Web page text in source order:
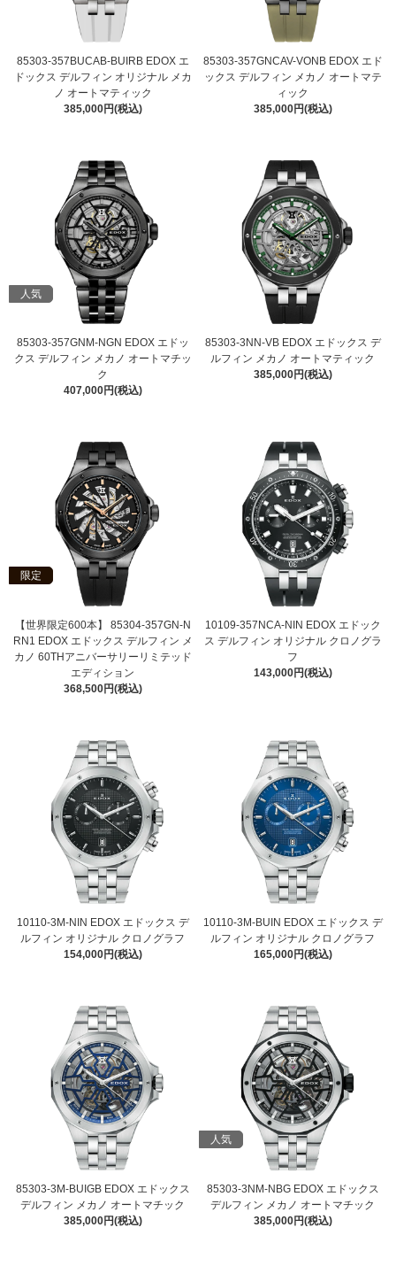
85303-357BUCAB-BUIRB EDOX エ
ドックス デルフィン オリジナル メカ
ノ オートマティック
385,000円(税込)
85303-357GNCAV-VONB EDOX エド
ックス デルフィン メカノ オートマテ
ィック
385,000円(税込)
人気
85303-357GNM-NGN EDOX エドッ
クス デルフィン メカノ オートマチッ
ク
407,000円(税込)
85303-3NN-VB EDOX エドックス デ
ルフィン メカノ オートマティック
385,000円(税込)
限定
【世界限定600本】 85304-357GN-N
RN1 EDOX エドックス デルフィン メ
カノ 60THアニバーサリーリミテッド
エディション
368,500円(税込)
10109-357NCA-NIN EDOX エドック
ス デルフィン オリジナル クロノグラ
フ
143,000円(税込)
10110-3M-NIN EDOX エドックス デ
ルフィン オリジナル クロノグラフ
154,000円(税込)
10110-3M-BUIN EDOX エドックス デ
ルフィン オリジナル クロノグラフ
165,000円(税込)
85303-3M-BUIGB EDOX エドックス
デルフィン メカノ オートマチック
385,000円(税込)
人気
85303-3NM-NBG EDOX エドックス
デルフィン メカノ オートマチック
385,000円(税込)